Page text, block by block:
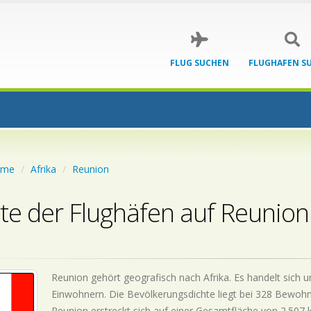
FLUG SUCHEN FLUGHAFEN
Afrika Reunion
der Flughäfen auf Reunion
Reunion gehört geografisch nach Afrika. Es handelt sich
Einwohnern. Die Bevölkerungsdichte liegt bei 328